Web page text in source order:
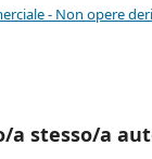
- Non opere
a stesso/a